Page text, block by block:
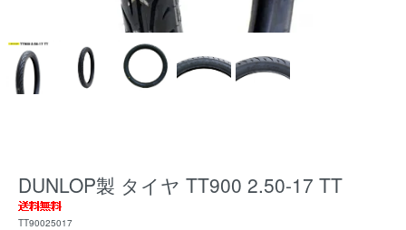
DUNLOP製 タイヤ TT900 2.50-17 TT
TT90025017